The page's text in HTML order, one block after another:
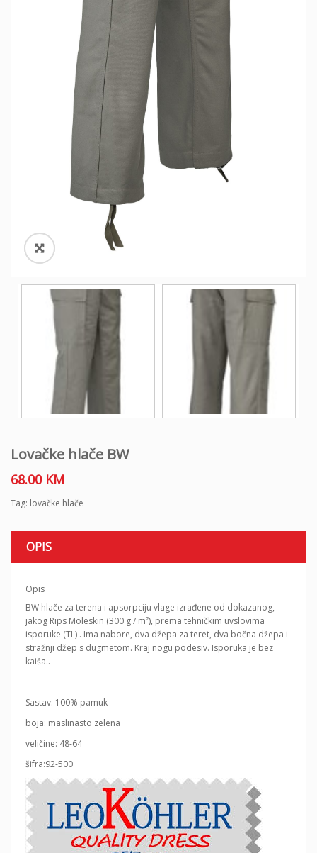
Lovačke hlače BW
68.00 KM
Tag: lovačke hlače
OPIS
Opis
BW hlače za terena i apsorpciju vlage izrađene od dokazanog,
jakog Rips Moleskin (300 g / m²), prema tehničkim uvslovima
isporuke (TL) . Ima nabore, dva džepa za teret, dva bočna džepa i
stražnji džep s dugmetom. Kraj nogu podesiv. Isporuka je bez
kaiša..
Sastav: 100% pamuk
boja: maslinasto zelena
veličine: 48-64
šifra:92-500